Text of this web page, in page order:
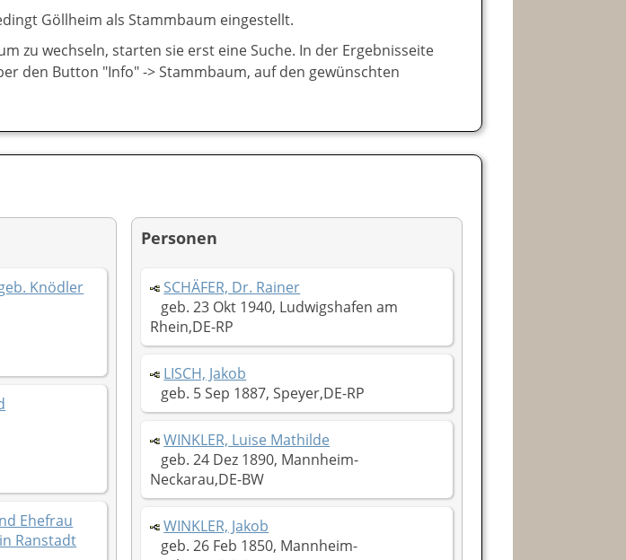
Göllheim als Stammbaum eingestellt.
zu wechseln, starten sie erst eine Suche. In der Ergebnisseite
den Button "Info" -> Stammbaum, auf den gewünschten
Knödler
Ehefrau
Ranstadt
Personen
SCHÄFER, Dr. Rainer
geb. 23 Okt 1940, Ludwigshafen am
Rhein,DE-RP
LISCH, Jakob
geb. 5 Sep 1887, Speyer,DE-RP
WINKLER, Luise Mathilde
geb. 24 Dez 1890, Mannheim-
Neckarau,DE-BW
WINKLER, Jakob
geb. 26 Feb 1850, Mannheim-